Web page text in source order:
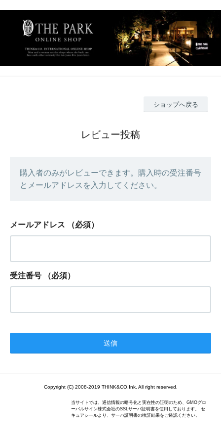
ショップへ戻る
レビュー投稿
購入者のみがレビューできます。購入時の受注番号
とメールアドレスを入力してください。
メールアドレス （必須）
受注番号 （必須）
Copyright (C) 2008-2019 THINK&CO.Ink. All right reserved.
当サイトでは、通信情報の暗号化と実在性の証明のため、GMOグロ
ーバルサイン株式会社のSSLサーバ証明書を使用しております。 セ
キュアシールより、サーバ証明書の検証結果をご確認ください。